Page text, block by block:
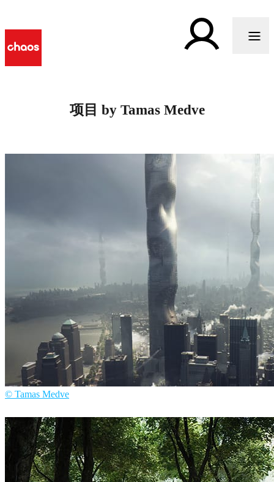
项目 by Tamas Medve
© Tamas Medve
Tamas Medve 建筑